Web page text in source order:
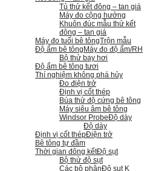
Tủ thử kết đông – tan giá
Máy đo cộng hưởng
Khuôn đúc mẫu thử kết
đông – tan giá
Máy đo tuổi bê tôngTrộn mẫu
Độ ẩm bê tông Máy đo độ ẩm/RH
Bộ thử bay hơi
Độ ẩm bê tông tươi
Thí nghiệm không phá hủy
Đo điện trở
Định vị cốt thép
Búa thử độ cứng bê tông
Máy siêu âm bê tông
Windsor ProbeĐộ dày
Độ dày
Định vị cốt thépĐiện trở
Bê tông tự đầm
Thời gian đông kếtĐộ sụt
Bộ thử độ sụt
Các bộ phậnĐộ sụt K